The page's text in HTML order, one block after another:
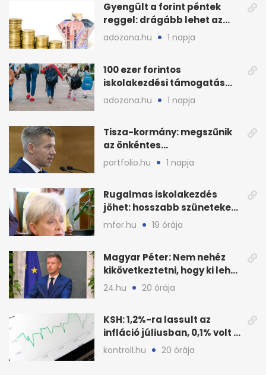
Gyengült a forint péntek
reggel: drágább lehet az
euró és a dollár
adozona.hu 1 napja
100 ezer forintos
iskolakezdési támogatás
2026 őszén: adózás,
munkáltatói plusz
adozona.hu 1 napja
Tisza-kormány: megszűnik
az önkéntes
fogyasztáscsökkentés
portfolio.hu 1 napja
Rugalmas iskolakezdés
jöhet: hosszabb szüneteket
javasolnak szeptembertől
mfor.hu 19 órája
Magyar Péter: Nem nehéz
kikövetkeztetni, hogy ki lehet
a három jelölt
24.hu 20 órája
KSH: 1,2%-ra lassult az
infláció júliusban, 0,1% volt a
havi áresés
kontroll.hu 20 órája